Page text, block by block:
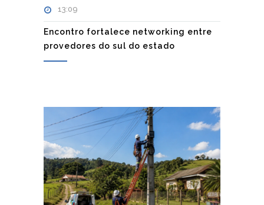
13:09
Encontro fortalece networking entre
provedores do sul do estado